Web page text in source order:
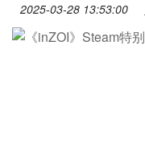
2025-03-28 13:53:00